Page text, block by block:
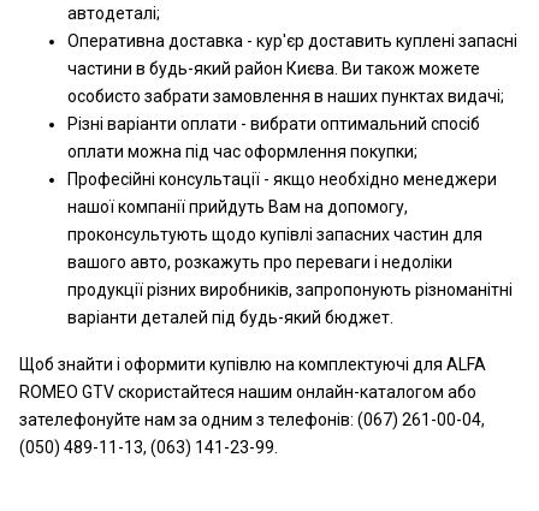
автодеталі;
Оперативна доставка - кур'єр доставить куплені запасні
частини в будь-який район Києва. Ви також можете
особисто забрати замовлення в наших пунктах видачі;
Різні варіанти оплати - вибрати оптимальний спосіб
оплати можна під час оформлення покупки;
Професійні консультації - якщо необхідно менеджери
нашої компанії прийдуть Вам на допомогу,
проконсультують щодо купівлі запасних частин для
вашого авто, розкажуть про переваги і недоліки
продукції різних виробників, запропонують різноманітні
варіанти деталей під будь-який бюджет.
Щоб знайти і оформити купівлю на комплектуючі для ALFA
ROMEO GTV скористайтеся нашим онлайн-каталогом або
зателефонуйте нам за одним з телефонів: (067) 261-00-04,
(050) 489-11-13, (063) 141-23-99.